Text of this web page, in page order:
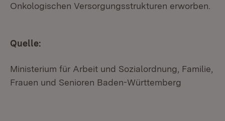
Onkologischen Versorgungsstrukturen erworben.
Quelle:
Ministerium für Arbeit und Sozialordnung, Familie,
Frauen und Senioren Baden-Württemberg